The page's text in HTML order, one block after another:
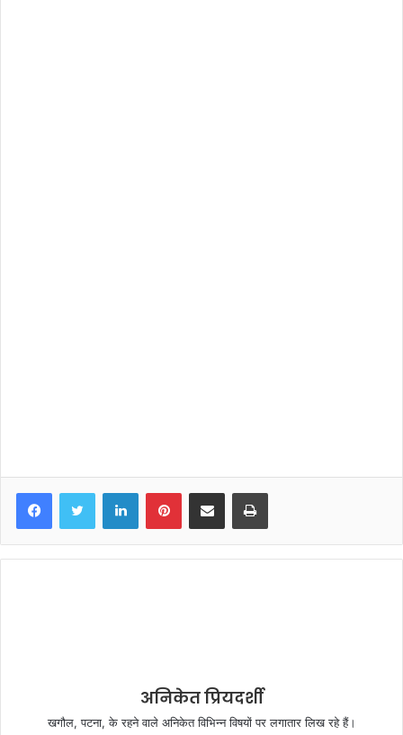
अनिकेत प्रियदर्शी
खगौल, पटना, के रहने वाले अनिकेत विभिन्न विषयों पर लगातार लिख रहे हैं।